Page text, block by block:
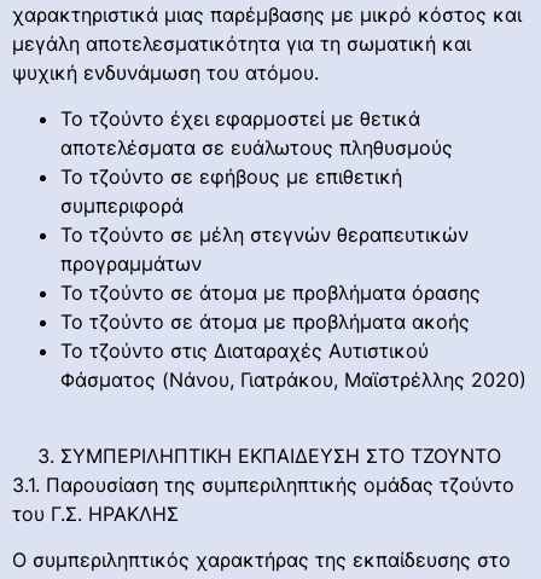
χαρακτηριστικά μιας παρέμβασης με μικρό κόστος και
μεγάλη αποτελεσματικότητα για τη σωματική και
ψυχική ενδυνάμωση του ατόμου.
Το τζούντο έχει εφαρμοστεί με θετικά
αποτελέσματα σε ευάλωτους πληθυσμούς
Το τζούντο σε εφήβους με επιθετική
συμπεριφορά
Το τζούντο σε μέλη στεγνών θεραπευτικών
προγραμμάτων
Το τζούντο σε άτομα με προβλήματα όρασης
Το τζούντο σε άτομα με προβλήματα ακοής
Το τζούντο στις Διαταραχές Αυτιστικού
Φάσματος (Νάνου, Γιατράκου, Μαϊστρέλλης 2020)
ΣΥΜΠΕΡΙΛΗΠΤΙΚΗ ΕΚΠΑΙΔΕΥΣΗ ΣΤΟ ΤΖΟΥΝΤΟ
3.1. Παρουσίαση της συμπεριληπτικής ομάδας τζούντο
του Γ.Σ. ΗΡΑΚΛΗΣ
O συμπεριληπτικός χαρακτήρας της εκπαίδευσης στο